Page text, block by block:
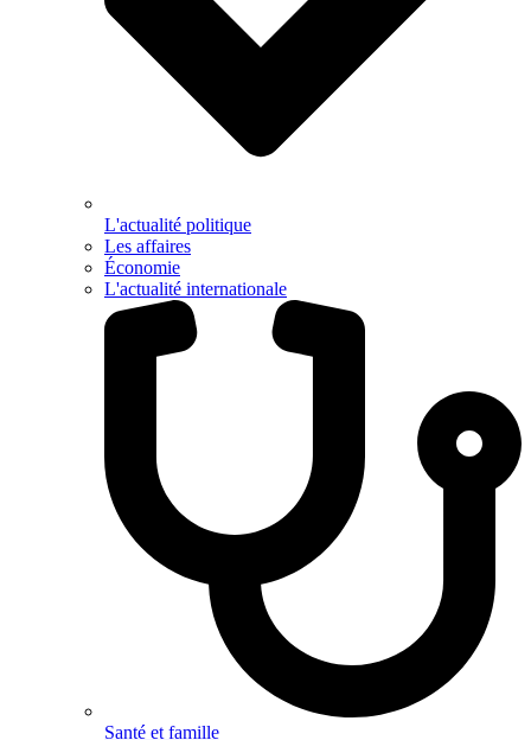
L'actualité politique
Les affaires
Économie
L'actualité internationale
Santé et famille